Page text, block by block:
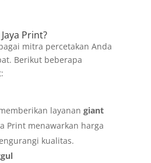
Print?
mitra percetakan Anda
Berikut beberapa
layanan giant
Print menawarkan harga
kualitas.